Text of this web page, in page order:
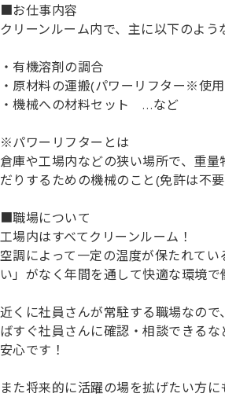
■お仕事内容
クリーンルーム内で、主に以下のよう
・有機溶剤の調合
・原材料の運搬(パワーリフター※使
・機械への材料セット …など
※パワーリフターとは
倉庫や工場内などの狭い場所で、重
だりするための機械のこと(免許は不
■職場について
工場内はすべてクリーンルーム！
空調によって一定の温度が保たれて
い」がなく年間を通して快適な環境で
近くに社員さんが常駐する職場なの
ばすぐ社員さんに確認・相談できる
安心です！
また将来的に活躍の場を拡げたい方